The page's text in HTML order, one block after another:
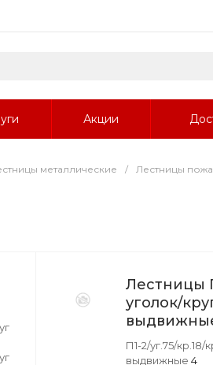
Акции
металлические /
Лестницы
Лестницы
уголок/
П1-2/уг.75/кр.18/
выдвижные 4